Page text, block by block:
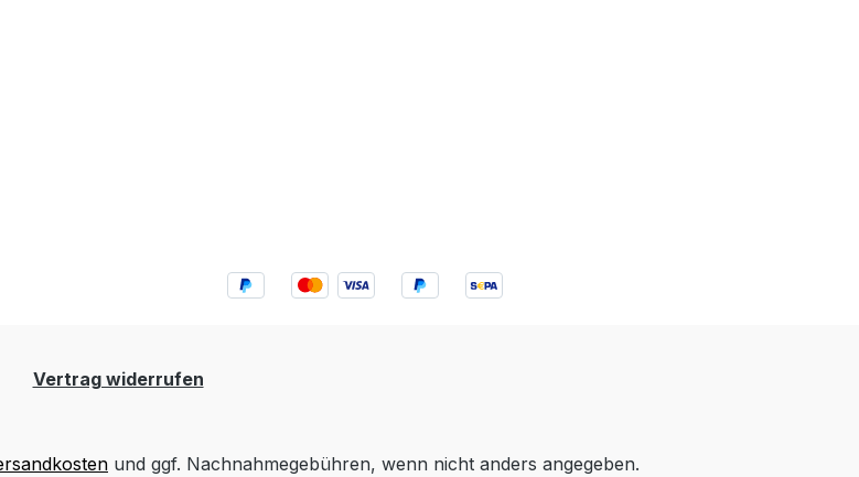
Vertrag widerrufen
und ggf. Nachnahmegebühren, wenn nicht anders angegeben.